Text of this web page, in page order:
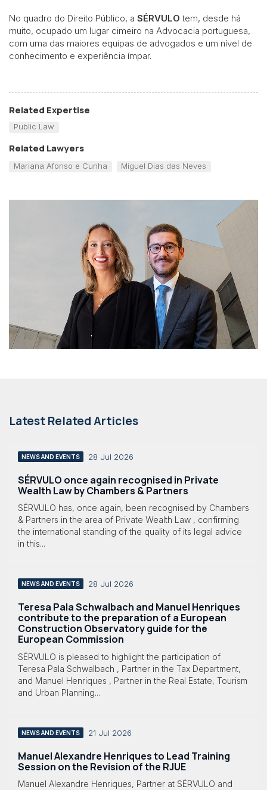
No quadro do Direito Público, a SÉRVULO tem, desde há
muito, ocupado um lugar cimeiro na Advocacia portuguesa,
com uma das maiores equipas de advogados e um nível de
conhecimento e experiência ímpar.
Related Expertise
Public Law
Related Lawyers
Mariana Afonso e Cunha Miguel Dias das Neves
Latest Related Articles
NEWS AND EVENTS 28 Jul 2026
SÉRVULO once again recognised in Private
Wealth Law by Chambers & Partners
SÉRVULO has, once again, been recognised by Chambers
& Partners in the area of Private Wealth Law , confirming
the international standing of the quality of its legal advice
in this...
NEWS AND EVENTS 28 Jul 2026
Teresa Pala Schwalbach and Manuel Henriques
contribute to the preparation of a European
Construction Observatory guide for the
European Commission
SÉRVULO is pleased to highlight the participation of
Teresa Pala Schwalbach , Partner in the Tax Department,
and Manuel Henriques , Partner in the Real Estate, Tourism
and Urban Planning...
NEWS AND EVENTS 21 Jul 2026
Manuel Alexandre Henriques to Lead Training
Session on the Revision of the RJUE
Manuel Alexandre Henriques, Partner at SÉRVULO and